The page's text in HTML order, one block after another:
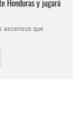
Honduras y jugará
ascensos que